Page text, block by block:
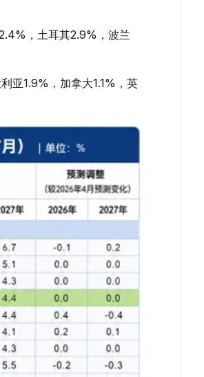
，土耳其2.9%，波兰
亚1.9%，加拿大1.1%，英